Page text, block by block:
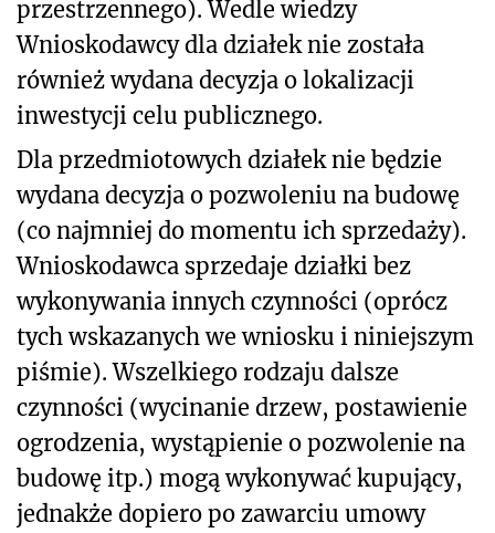
przestrzennego). Wedle wiedzy
Wnioskodawcy dla działek nie została
również wydana decyzja o lokalizacji
inwestycji celu publicznego.
Dla przedmiotowych działek nie będzie
wydana decyzja o pozwoleniu na budowę
(co najmniej do momentu ich sprzedaży).
Wnioskodawca sprzedaje działki bez
wykonywania innych czynności (oprócz
tych wskazanych we wniosku i niniejszym
piśmie). Wszelkiego rodzaju dalsze
czynności (wycinanie drzew, postawienie
ogrodzenia, wystąpienie o pozwolenie na
budowę itp.) mogą wykonywać kupujący,
jednakże dopiero po zawarciu umowy